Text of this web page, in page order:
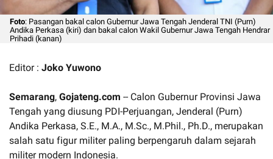
Foto: Pasangan bakal calon Gubernur Jawa Tengah Jenderal TNI (Purn)
Andika Perkasa (kiri) dan bakal calon Wakil Gubernur Jawa Tengah Hendrar
Prihadi (kanan)
Editor : Joko Yuwono
Semarang, Gojateng.com -- Calon Gubernur Provinsi Jawa
Tengah yang diusung PDI-Perjuangan, Jenderal (Purn)
Andika Perkasa, S.E., M.A., M.Sc., M.Phil., Ph.D., merupakan
salah satu figur militer paling berpengaruh dalam sejarah
militer modern Indonesia.